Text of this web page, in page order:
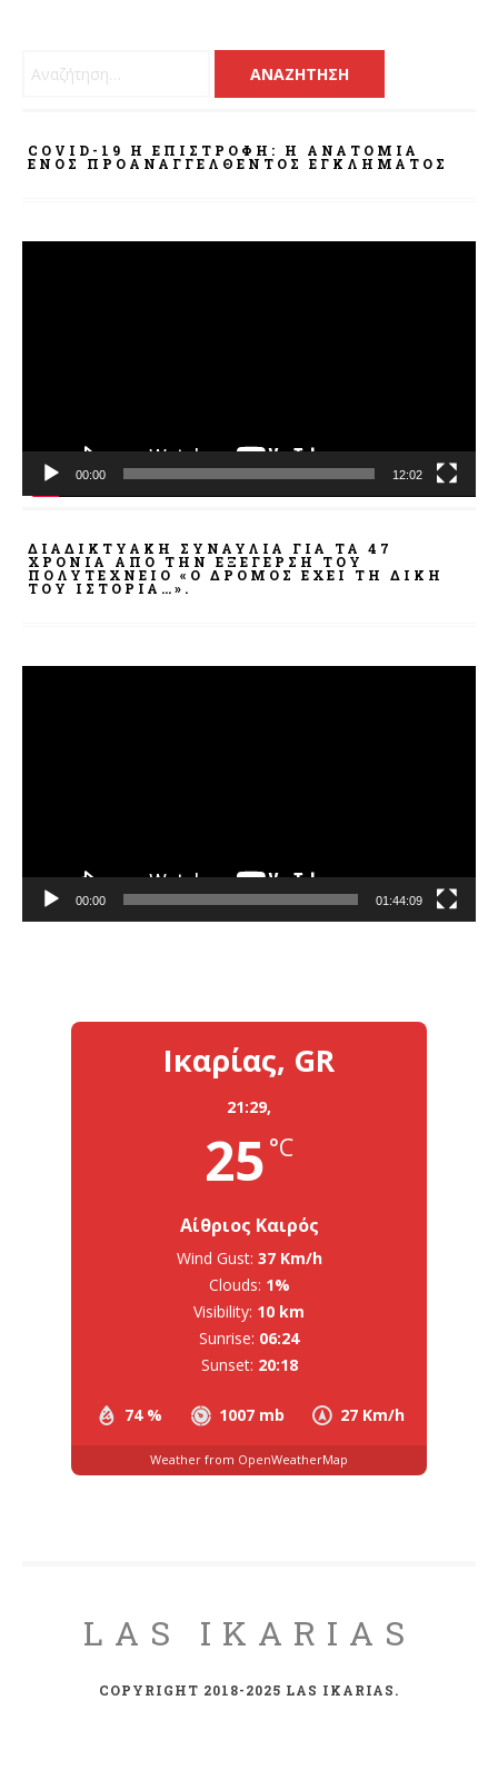
Αναζήτηση για:
COVID-19 Η ΕΠΙΣΤΡΟΦΗ: Η ΑΝΑΤΟΜΊΑ
ΕΝΌΣ ΠΡΟΑΝΑΓΓΕΛΘΈΝΤΟΣ ΕΓΚΛΉΜΑΤΟΣ
00:00 12:02
ΔΙΑΔΙΚΤΥΑΚΉ ΣΥΝΑΥΛΊΑ ΓΙΑ ΤΑ 47
ΧΡΌΝΙΑ ΑΠΌ ΤΗΝ ΕΞΈΓΕΡΣΗ ΤΟΥ
ΠΟΛΥΤΕΧΝΕΊΟ «Ο ΔΡΌΜΟΣ ΈΧΕΙ ΤΗ ΔΙΚΉ
ΤΟΥ ΙΣΤΟΡΊΑ…».
00:00 01:44:09
Ικαρίας, GR
21:29,
25 °C
Αίθριος Καιρός
74 % 1007 mb 27 Km/h
Wind Gust: 37 Km/h
Clouds: 1%
Visibility: 10 km
Sunrise: 06:24
Sunset: 20:18
Weather from OpenWeatherMap
LAS IKARIAS
COPYRIGHT 2018-2025 LAS IKARIAS.